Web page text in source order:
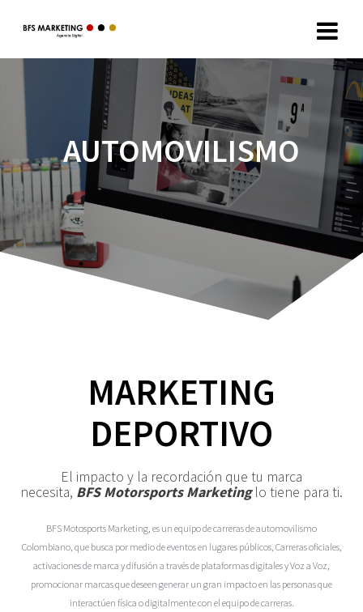
AUTOMOVILISMO
MARKETING
DEPORTIVO
El impacto y la recordación que tu marca
necesita, BFS Motorsports Marketinglo tiene para ti.
BFS Motosports Marketing, es un equipo de carreras de automovilismo
Colombiano, que busca por medio de eventos en lugares públicos, Carreras oficiales,
activaciones de marca y difusión a través de plataformas digitales y Voz a Voz,
promocionar marcas que deseen generar un gran impacto en las personas que
interactúen física o digitalmente con el equipo de carreras.